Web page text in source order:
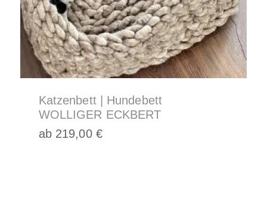
gewählt
werden
Katzenbett | Hundebett
WOLLIGER ECKBERT
ab 219,00 €